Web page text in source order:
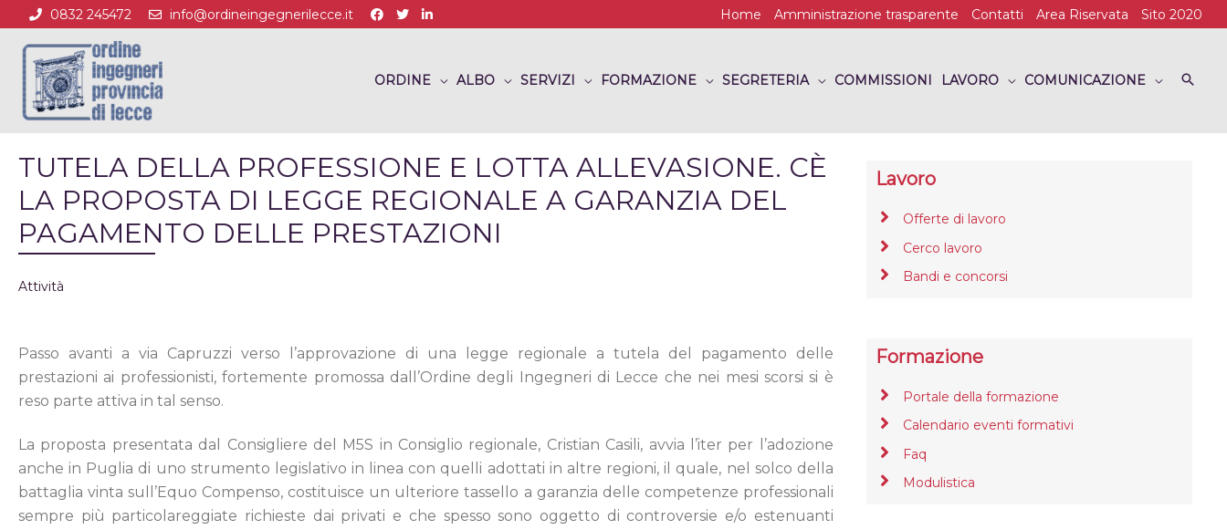
0832 245472 info@ordineingegnerilecce.it Home Amministrazione trasparente Contatti Area Riservata Sito 2020
ORDINE ALBO SERVIZI FORMAZIONE SEGRETERIA COMMISSIONI LAVORO COMUNICAZIONE
TUTELA DELLA PROFESSIONE E LOTTA ALLEVASIONE. CÈ
LA PROPOSTA DI LEGGE REGIONALE A GARANZIA DEL
PAGAMENTO DELLE PRESTAZIONI
Attività
Passo avanti a via Capruzzi verso l’approvazione di una legge regionale a tutela del pagamento delle
prestazioni ai professionisti, fortemente promossa dall’Ordine degli Ingegneri di Lecce che nei mesi scorsi si è
reso parte attiva in tal senso.
La proposta presentata dal Consigliere del M5S in Consiglio regionale, Cristian Casili, avvia l’iter per l’adozione
anche in Puglia di uno strumento legislativo in linea con quelli adottati in altre regioni, il quale, nel solco della
battaglia vinta sull’Equo Compenso, costituisce un ulteriore tassello a garanzia delle competenze professionali
sempre più particolareggiate richieste dai privati e che spesso sono oggetto di controversie e/o estenuanti
Lavoro
Offerte di lavoro
Cerco lavoro
Bandi e concorsi
Formazione
Portale della formazione
Calendario eventi formativi
Faq
Modulistica